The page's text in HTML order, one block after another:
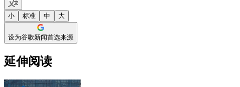
小 标准 中 大
设为谷歌新闻首选来源
延伸阅读